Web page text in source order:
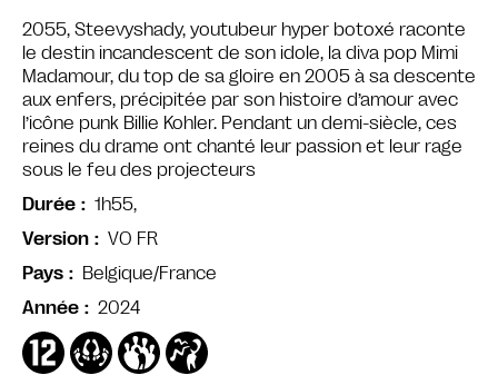
2055, Steevyshady, youtubeur hyper botoxé raconte
le destin incandescent de son idole, la diva pop Mimi
Madamour, du top de sa gloire en 2005 à sa descente
aux enfers, précipitée par son histoire d’amour avec
l’icône punk Billie Kohler. Pendant un demi-siècle, ces
reines du drame ont chanté leur passion et leur rage
sous le feu des projecteurs
Durée
1h55,
Version
VO FR
Pays
Belgique/France
Année
2024